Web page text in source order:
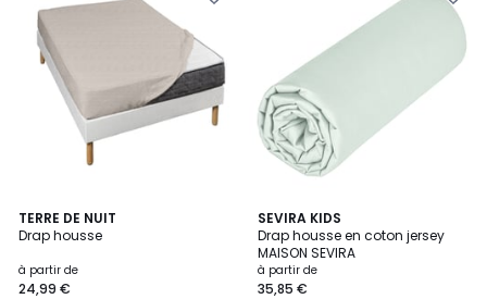
TERRE DE NUIT
Drap housse
à partir de
24,99 €
5
/
SEVIRA KIDS
Drap housse en coton jersey
MAISON SEVIRA
à partir de
35,85 €
6
Couleurs